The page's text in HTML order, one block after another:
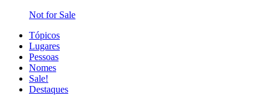
Not for Sale
Tópicos
Lugares
Pessoas
Nomes
Sale!
Destaques